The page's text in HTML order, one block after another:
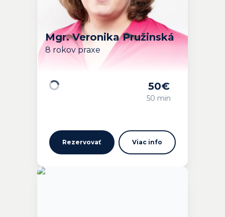
Mgr. Veronika Pružinská
8 rokov praxe
50€
50 min
Rezervovať Viac info